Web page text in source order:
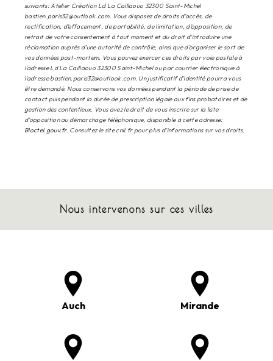
suivants: Atelier Création Ld La Caillaouo 32300 Saint-Michel
bastien.paris32@outlook.com. Vous disposez de droits d’accès, de
rectification, d’effacement, de portabilité, de limitation, d’opposition, de
retrait de votre consentement à tout moment et du droit d’introduire une
réclamation auprès d’une autorité de contrôle, ainsi que d’organiser le sort de
vos données post-mortem. Vous pouvez exercer ces droits par voie postale à
l'adresse Ld La Caillaouo 32300 Saint-Michel ou par courrier électronique à
l'adresse bastien.paris32@outlook.com. Un justificatif d'identité pourra vous
être demandé. Nous conservons vos données pendant la période de prise de
contact puis pendant la durée de prescription légale aux fins probatoires et de
gestion des contentieux. Vous avez le droit de vous inscrire sur la liste
d'opposition au démarchage téléphonique, disponible à cette adresse:
Bloctel.gouv.fr. Consultez le site cnil.fr pour plus d’informations sur vos droits.
Nous intervenons sur ces villes
Auch Mirande